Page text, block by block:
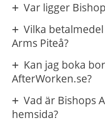
Var ligger
Vilka
Arms Piteå?
Kan jag boka
AfterWorken.se?
Vad är Bishops
hemsida?